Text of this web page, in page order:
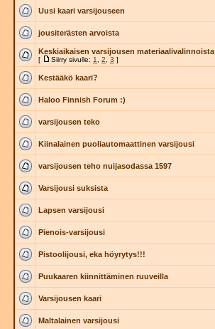
Uusi kaari varsijouseen
jousiterästen arvoista
Keskiaikaisen varsijousen materiaalivalinnoista
[ Siirry sivulle: 1 2 3 ]
Kestääkö kaari?
Haloo Finnish Forum :)
varsijousen teko
Kiinalainen puoliautomaattinen varsijousi
varsijousen teho nuijasodassa 1597
Varsijousi suksista
Lapsen varsijousi
Pienois-varsijousi
Pistoolijousi, eka höyrytys!!!
Puukaaren kiinnittäminen ruuveilla
Varsijousen kaari
Maltalainen varsijousi